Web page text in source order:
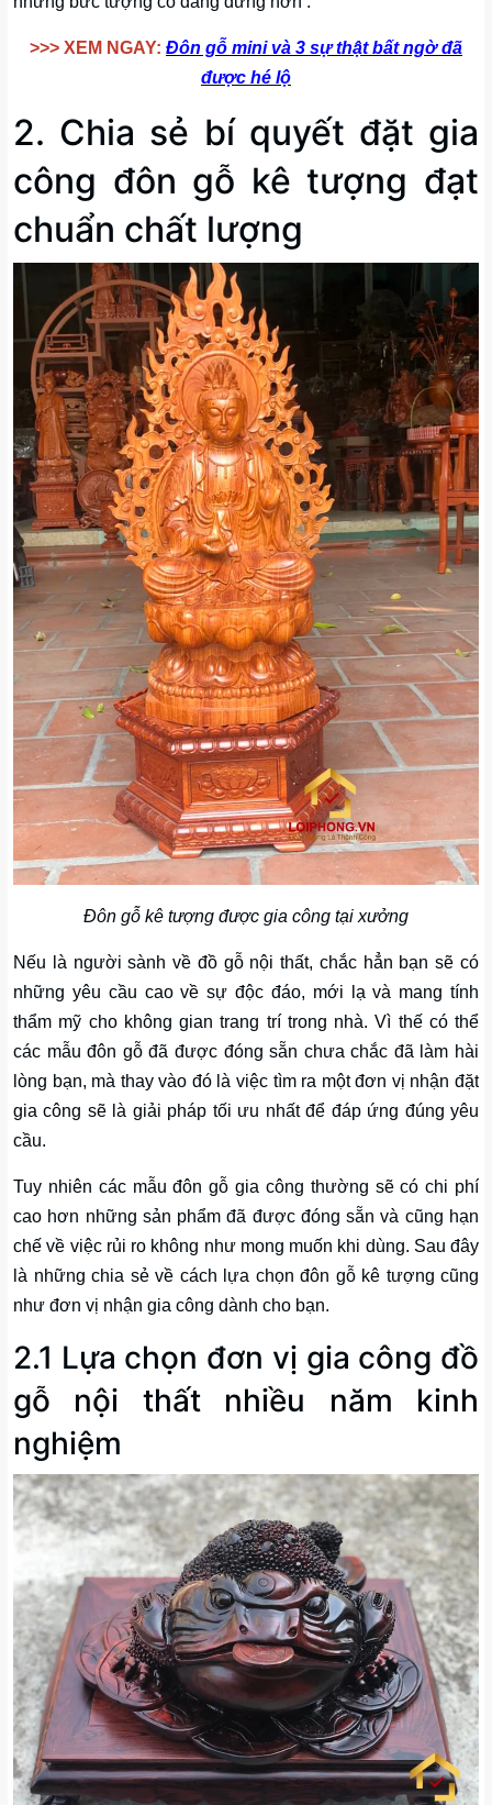
>>> XEM NGAY: Đôn gỗ mini và 3 sự thật bất ngờ đã
được hé lộ
2. Chia sẻ bí quyết đặt gia
công đôn gỗ kê tượng đạt
chuẩn chất lượng
Đôn gỗ kê tượng được gia công tại xưởng
Nếu là người sành về đồ gỗ nội thất, chắc hẳn bạn sẽ có
những yêu cầu cao về sự độc đáo, mới lạ và mang tính
thẩm mỹ cho không gian trang trí trong nhà. Vì thế có thể
các mẫu đôn gỗ đã được đóng sẵn chưa chắc đã làm hài
lòng bạn, mà thay vào đó là việc tìm ra một đơn vị nhận đặt
gia công sẽ là giải pháp tối ưu nhất để đáp ứng đúng yêu
cầu.
Tuy nhiên các mẫu đôn gỗ gia công thường sẽ có chi phí
cao hơn những sản phẩm đã được đóng sẵn và cũng hạn
chế về việc rủi ro không như mong muốn khi dùng. Sau đây
là những chia sẻ về cách lựa chọn đôn gỗ kê tượng cũng
như đơn vị nhận gia công dành cho bạn.
2.1 Lựa chọn đơn vị gia công đồ
gỗ nội thất nhiều năm kinh
nghiệm